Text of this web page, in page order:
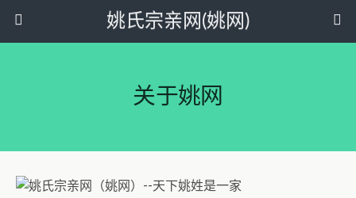
姚氏宗亲网(姚网)
关于姚网